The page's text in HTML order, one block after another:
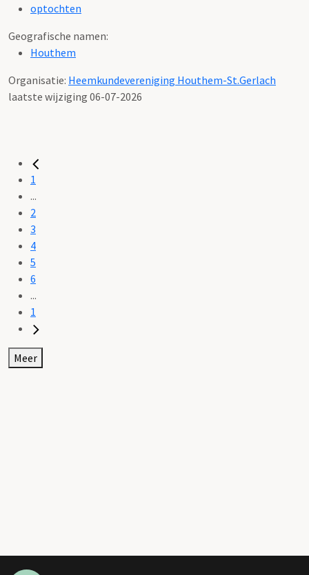
optochten
Geografische namen:
Houthem
Organisatie: Heemkundevereniging Houthem-St.Gerlach
laatste wijziging 06-07-2026
1
...
2
3
4
5
6
...
1
Meer